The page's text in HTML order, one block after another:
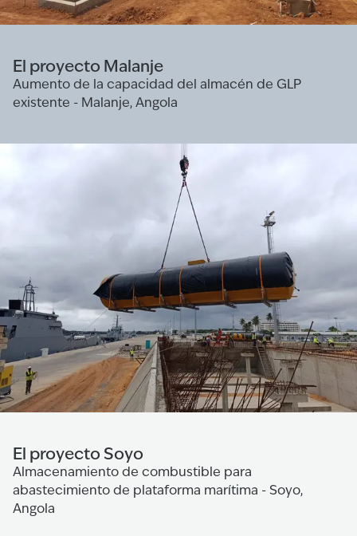
El proyecto Malanje
Aumento de la capacidad del almacén de GLP
existente - Malanje, Angola
El proyecto Soyo
Almacenamiento de combustible para
abastecimiento de plataforma marítima - Soyo,
Angola